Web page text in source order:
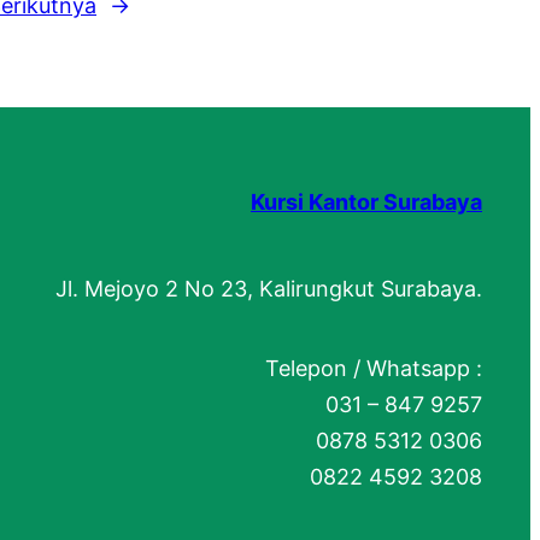
→
Kursi Kantor Surabaya
Jl. Mejoyo 2 No 23, Kalirungkut Surabaya.
Telepon / Whatsapp :
031 – 847 9257
0878 5312 0306
0822 4592 3208